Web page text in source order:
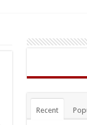
Recent